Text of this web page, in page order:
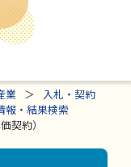
業
入札・契約
報・結果検索
契約）